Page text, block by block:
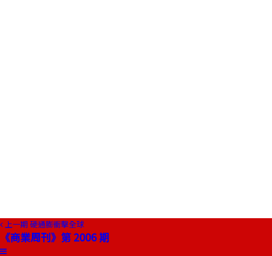
上一期 硬通膨衝擊全球
《商業周刊》第 2006 期